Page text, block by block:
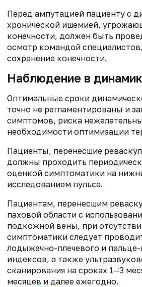
Перед ампутацией пациенту с
хронической ишемией,
конечности, должен быть
осмотр командой
сохранение конечности.
Наблюдение в
Оптимальные сроки
точно не регламентированы и
симптомов, риска
необходимости оптимизации
Пациенты, перенесшие
должны проходить
оценкой симптоматики на
исследованием пульса.
Пациентам, перенесшим
паховой области с
подкожной вены, при
симптоматики следует
лодыжечно-плечевого и пальце-
индексов, а также
сканирования на сроках 1—3
месяцев и далее ежегодно.